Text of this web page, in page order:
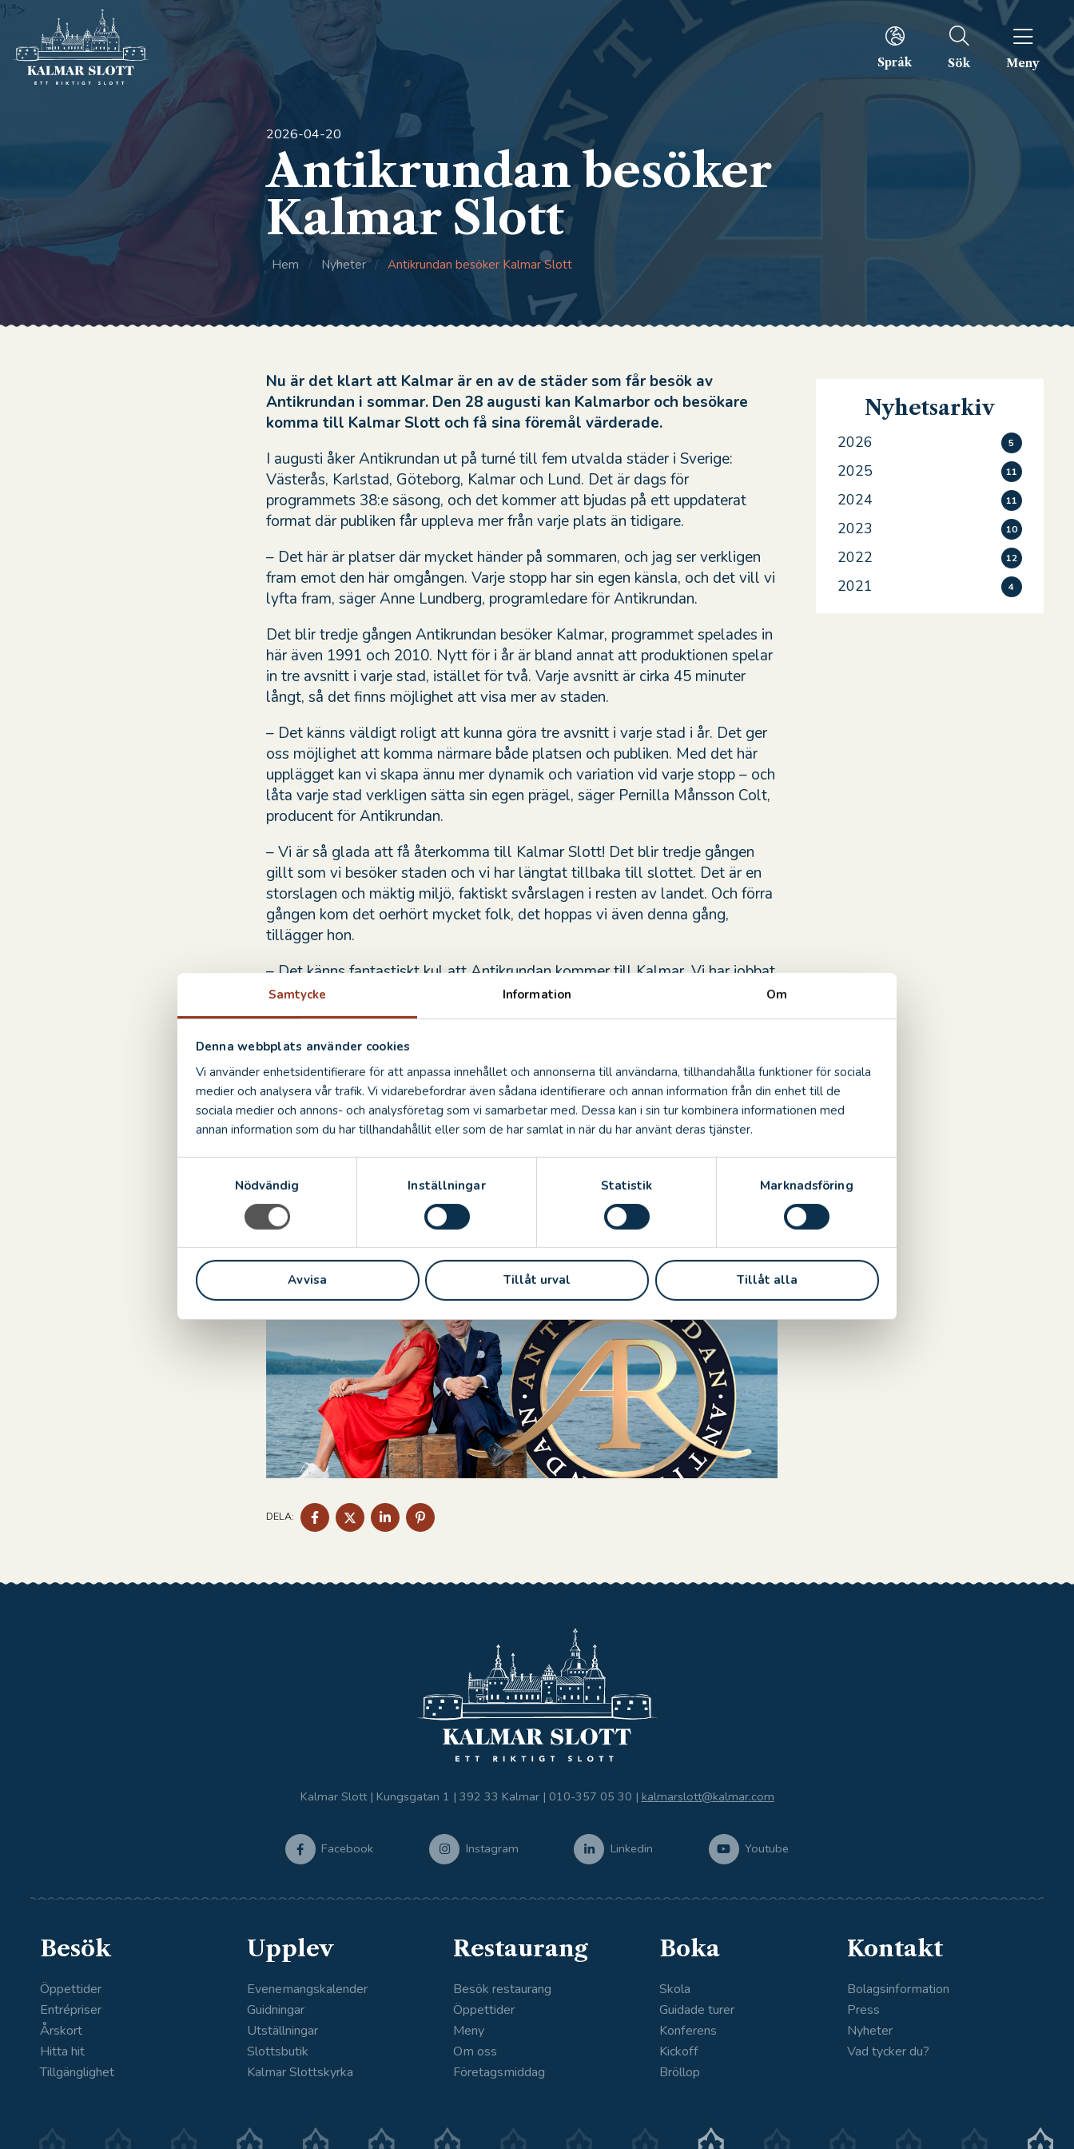
Samtycke Information Om
Denna webbplats använder cookies
Vi använder enhetsidentifierare för att anpassa innehållet och annonserna till användarna, tillhandahålla funktioner för sociala
medier och analysera vår trafik. Vi vidarebefordrar även sådana identifierare och annan information från din enhet till de
sociala medier och annons- och analysföretag som vi samarbetar med. Dessa kan i sin tur kombinera informationen med
annan information som du har tillhandahållit eller som de har samlat in när du har använt deras tjänster.
s
Nödvändig Inställningar Statistik Marknadsföring
Avvisa Tillåt urval Tillåt alla
Språk Sök Meny
');">
2026-04-20
Antikrundan besöker
Kalmar Slott
Hem / Nyheter / Antikrundan besöker Kalmar Slott
Nu är det klart att Kalmar är en av de städer som får besök av
Antikrundan i sommar. Den 28 augusti kan Kalmarbor och besökare
komma till Kalmar Slott och få sina föremål värderade.
I augusti åker Antikrundan ut på turné till fem utvalda städer i Sverige:
Västerås, Karlstad, Göteborg, Kalmar och Lund. Det är dags för
programmets 38:e säsong, och det kommer att bjudas på ett uppdaterat
format där publiken får uppleva mer från varje plats än tidigare.
– Det här är platser där mycket händer på sommaren, och jag ser verkligen
fram emot den här omgången. Varje stopp har sin egen känsla, och det vill vi
lyfta fram, säger Anne Lundberg, programledare för Antikrundan.
Det blir tredje gången Antikrundan besöker Kalmar, programmet spelades in
här även 1991 och 2010. Nytt för i år är bland annat att produktionen spelar
in tre avsnitt i varje stad, istället för två. Varje avsnitt är cirka 45 minuter
långt, så det finns möjlighet att visa mer av staden.
– Det känns väldigt roligt att kunna göra tre avsnitt i varje stad i år. Det ger
oss möjlighet att komma närmare både platsen och publiken. Med det här
upplägget kan vi skapa ännu mer dynamik och variation vid varje stopp – och
låta varje stad verkligen sätta sin egen prägel, säger Pernilla Månsson Colt,
producent för Antikrundan.
– Vi är så glada att få återkomma till Kalmar Slott! Det blir tredje gången
gillt som vi besöker staden och vi har längtat tillbaka till slottet. Det är en
storslagen och mäktig miljö, faktiskt svårslagen i resten av landet. Och förra
gången kom det oerhört mycket folk, det hoppas vi även denna gång,
tillägger hon.
– Det känns fantastiskt kul att Antikrundan kommer till Kalmar. Vi har jobbat
för att programmet ska komma tillbaka hit, och det känns extra spännande
med det nya formatet då städerna kommer fram ännu mer. Antikrundan
samma sak nu. Vi ser fram emot att få visa upp Kalmar i nationell tv – i tre
hela program på bästa sändningstid, säger Camilla Freedeke, vd, Destination
Kalmar.
Städerna som får besök av Antikrundan sommaren 2026
21 augusti: Karlstad – Mariebergsskogen
23 augusti: Göteborg – Trädgårdsföreningen
28 augusti: Kalmar – Kalmar Slott
30 augusti: Lund – AF Borgen
DELA:
DELA
PÅ
FACEBOOK
DELA
PÅ
TWITTER
DELA
PÅ
LINKEDIN
DELA
PÅ
Nyhetsarkiv
2026 5
2025 11
2024 11
2023 10
2022 12
2021 4
Kalmar Slott | Kungsgatan 1 | 392 33 Kalmar | 010-357 05 30 | kalmarslott@kalmar.com
Facebook Instagram Linkedin Youtube
Besök
Öppettider
Entrépriser
Årskort
Hitta hit
Tillgänglighet
Upplev
Evenemangskalender
Guidningar
Utställningar
Slottsbutik
Kalmar Slottskyrka
Restaurang
Besök restaurang
Öppettider
Meny
Om oss
Företagsmiddag
Boka
Skola
Guidade turer
Konferens
Kickoff
Bröllop
Kontakt
Bolagsinformation
Press
Nyheter
Vad tycker du?